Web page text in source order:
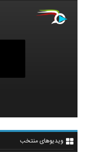
ویدیوهای منتخب